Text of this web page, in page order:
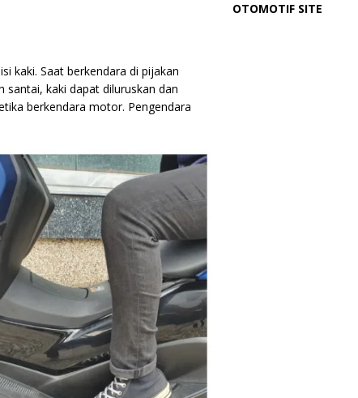
kaki. Saat berkendara di pijakan
santai, kaki dapat diluruskan dan
berkendara motor. Pengendara
OTOMOTIF SITE